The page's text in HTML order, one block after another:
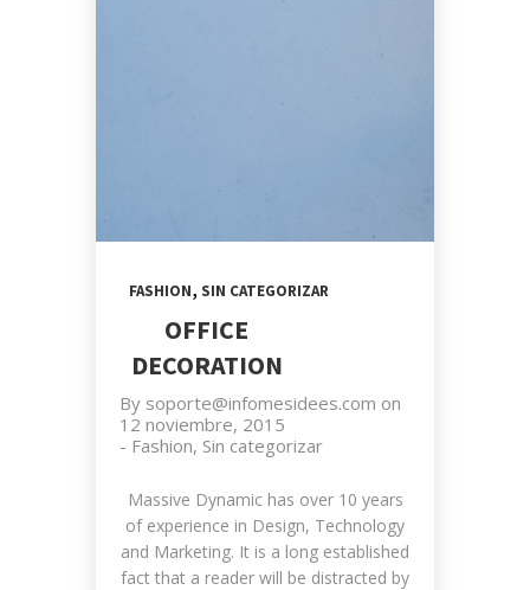
FASHION, SIN CATEGORIZAR
OFFICE
DECORATION
By soporte@infomesidees.com on
12 noviembre, 2015
- Fashion, Sin categorizar
Massive Dynamic has over 10 years
of experience in Design, Technology
and Marketing. It is a long established
fact that a reader will be distracted by